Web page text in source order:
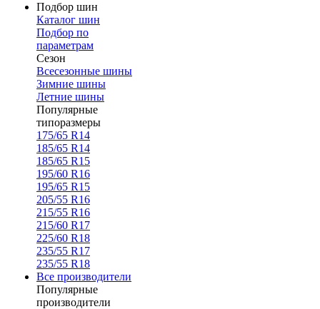
Подбор шин
Каталог шин
Подбор по
параметрам
Сезон
Всесезонные шины
Зимние шины
Летние шины
Популярные
типоразмеры
175/65 R14
185/65 R14
185/65 R15
195/60 R16
195/65 R15
205/55 R16
215/55 R16
215/60 R17
225/60 R18
235/55 R17
235/55 R18
Все производители
Популярные
производители